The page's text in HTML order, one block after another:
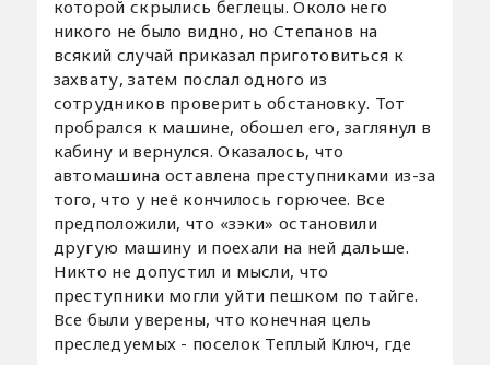
которой скрылись беглецы. Около него
никого не было видно, но Степанов на
всякий случай приказал приготовиться к
захвату, затем послал одного из
сотрудников проверить обстановку. Тот
пробрался к машине, обошел его, заглянул в
кабину и вернулся. Оказалось, что
автомашина оставлена преступниками из-за
того, что у неё кончилось горючее. Все
предположили, что «зэки» остановили
другую машину и поехали на ней дальше.
Никто не допустил и мысли, что
преступники могли уйти пешком по тайге.
Все были уверены, что конечная цель
преследуемых - поселок Теплый Ключ, где